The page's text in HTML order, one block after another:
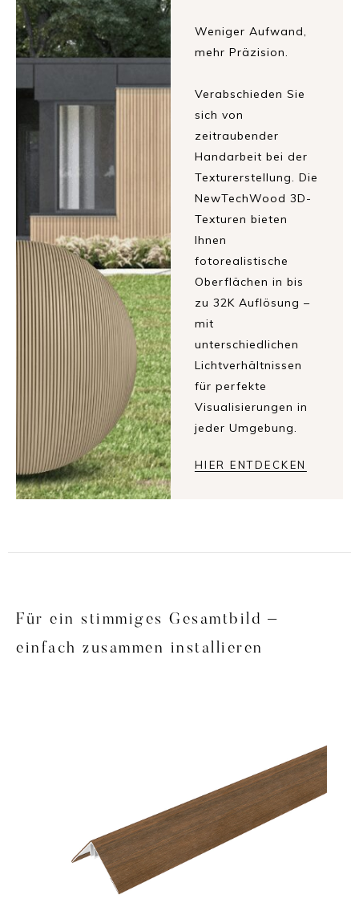
Weniger Aufwand,
mehr Präzision.
Verabschieden Sie
sich von
zeitraubender
Handarbeit bei der
Texturerstellung. Die
NewTechWood 3D-
Texturen bieten
Ihnen
fotorealistische
Oberflächen in bis
zu 32K Auflösung –
mit
unterschiedlichen
Lichtverhältnissen
für perfekte
Visualisierungen in
jeder Umgebung.
HIER ENTDECKEN
Für ein stimmiges Gesamtbild –
einfach zusammen installieren